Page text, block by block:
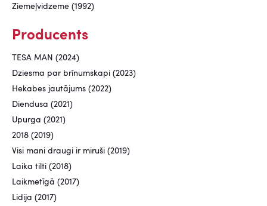
Ziemeļvidzeme (1992)
Producents
TESA MAN (2024)
Dziesma par brīnumskapi (2023)
Hekabes jautājums (2022)
Diendusa (2021)
Upurga (2021)
2018 (2019)
Visi mani draugi ir miruši (2019)
Laika tilti (2018)
Laikmetīgā (2017)
Lidija (2017)